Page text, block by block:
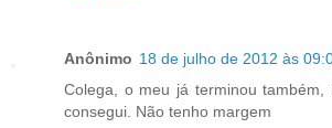
Anônimo 18 de julho de 2012 às
Colega, o meu já terminou também,
consegui. Não tenho margem